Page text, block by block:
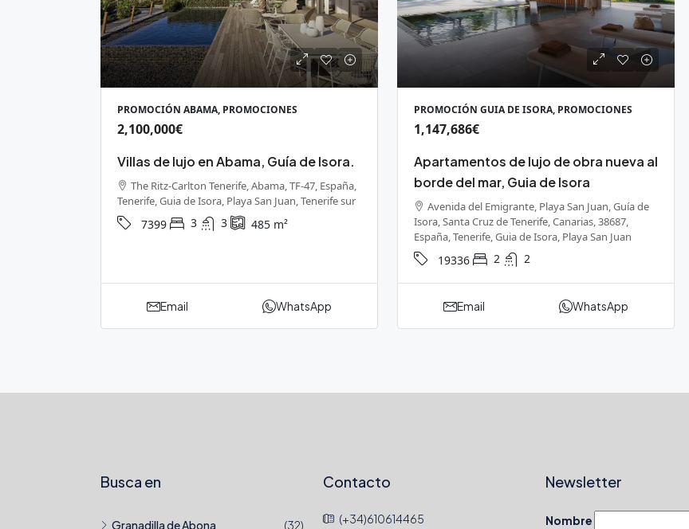
PROMOCIÓN ABAMA, PROMOCIONES
2,100,000€
Villas de lujo en Abama, Guía de Isora.
The Ritz-Carlton Tenerife, Abama, TF-47, España,
Tenerife, Guia de Isora, Playa San Juan, Tenerife sur
7399 3 3 485 m²
Email WhatsApp
PROMOCIÓN GUIA DE ISORA, PROMOCIONES
1,147,686€
Apartamentos de lujo de obra nueva al
borde del mar, Guia de Isora
Avenida del Emigrante, Playa San Juan, Guía de
Isora, Santa Cruz de Tenerife, Canarias, 38687,
España, Tenerife, Guia de Isora, Playa San Juan
19336 2 2
Email WhatsApp
Busca en
Granadilla de Abona (32)
Contacto
(+34)610614465
Newsletter
Nombre